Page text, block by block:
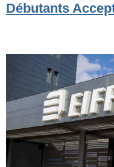
Débutants